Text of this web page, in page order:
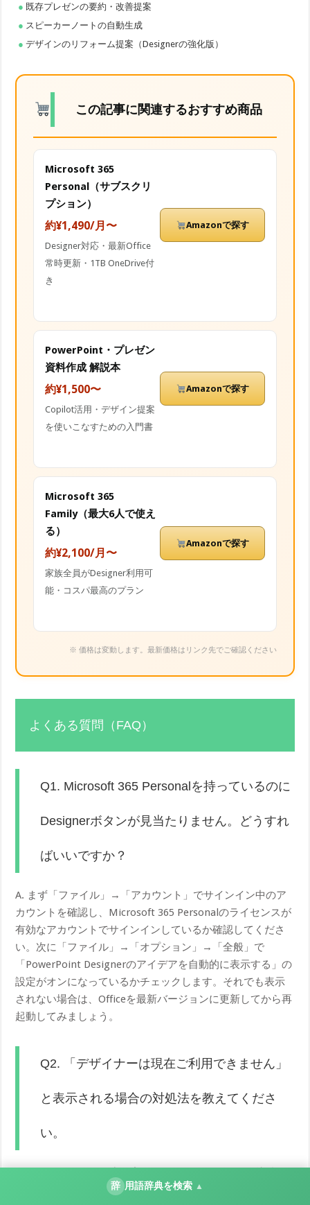
既存プレゼンの要約・改善提案
スピーカーノートの自動生成
デザインのリフォーム提案（Designerの強化版）
この記事に関連するおすすめ商品
Microsoft 365
Personal（サブスクリ
プション）
約¥1,490/月〜
Designer対応・最新Office
常時更新・1TB OneDrive付
き
Amazonで探す
PowerPoint・プレゼン
資料作成 解説本
約¥1,500〜
Copilot活用・デザイン提案
を使いこなすための入門書
Amazonで探す
Microsoft 365
Family（最大6人で使え
る）
約¥2,100/月〜
家族全員がDesigner利用可
能・コスパ最高のプラン
Amazonで探す
※ 価格は変動します。最新価格はリンク先でご確認ください
よくある質問（FAQ）
Q1. Microsoft 365 Personalを持っているのに
Designerボタンが見当たりません。どうすれ
ばいいですか？
A. まず「ファイル」→「アカウント」でサインイン中のア
カウントを確認し、Microsoft 365 Personalのライセンスが
有効なアカウントでサインインしているか確認してくださ
い。次に「ファイル」→「オプション」→「全般」で
「PowerPoint Designerのアイデアを自動的に表示する」の
設定がオンになっているかチェックします。それでも表示
されない場合は、Officeを最新バージョンに更新してから再
起動してみましょう。
Q2. 「デザイナーは現在ご利用できません」
と表示される場合の対処法を教えてくださ
い。
問題です。ネットワークが正常かブラウザでサイトにアク
辞 用語辞典を検索 ▲